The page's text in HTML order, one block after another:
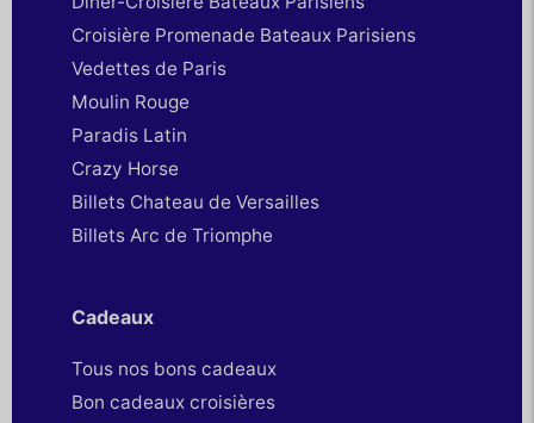
Croisière Promenade Bateaux Parisiens
Vedettes de Paris
Moulin Rouge
Paradis Latin
Crazy Horse
Billets Chateau de Versailles
Billets Arc de Triomphe
Cadeaux
Tous nos bons cadeaux
Bon cadeaux croisières